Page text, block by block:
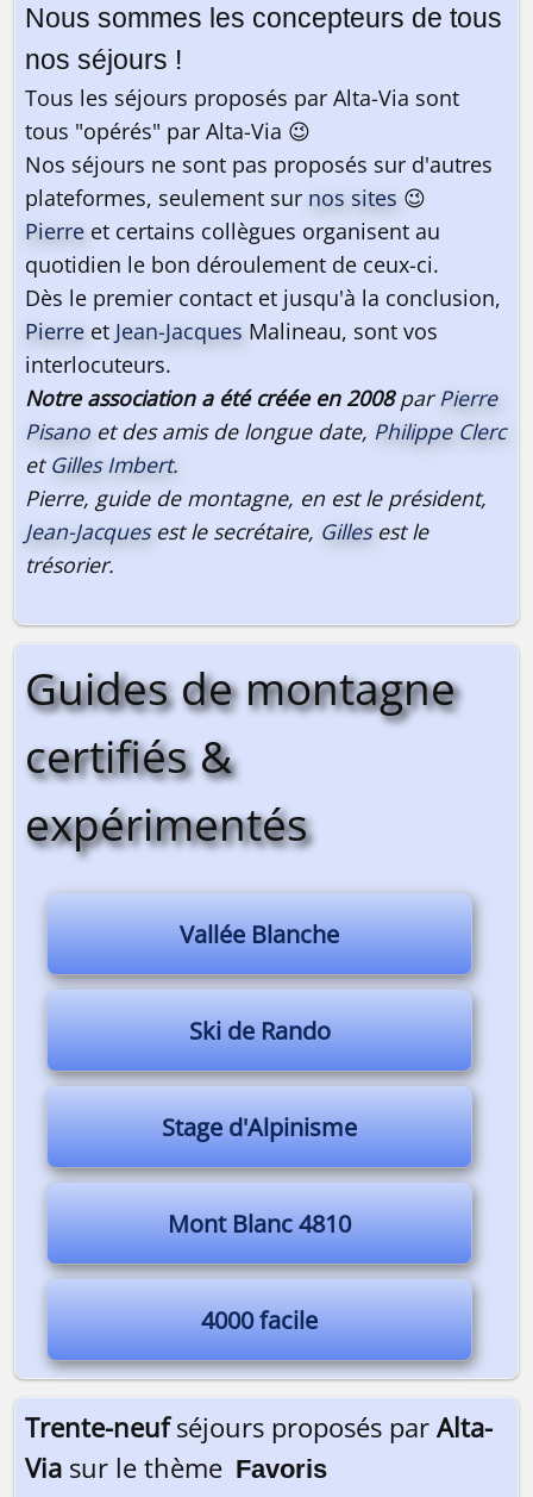
Nous sommes les concepteurs de tous
nos séjours !
Tous les séjours proposés par Alta-Via sont
tous "opérés" par Alta-Via 😉
Nos séjours ne sont pas proposés sur d'autres
plateformes, seulement sur nos sites 😉
Pierre et certains collègues organisent au
quotidien le bon déroulement de ceux-ci.
Dès le premier contact et jusqu'à la conclusion,
Pierre et Jean-Jacques Malineau, sont vos
interlocuteurs.
Notre association a été créée en 2008parPierre
Pisano et des amis de longue date, Philippe Clerc
et Gilles Imbert.
Pierre, guide de montagne, en est le président,
Jean-Jacquesest le secrétaire, Gillesest le
trésorier.
Guides de montagne
certifiés &
expérimentés
Vallée Blanche
Ski de Rando
Stage d'Alpinisme
Mont Blanc 4810
4000 facile
Trente-neufséjours proposés par Alta-
Via sur le thème Favoris